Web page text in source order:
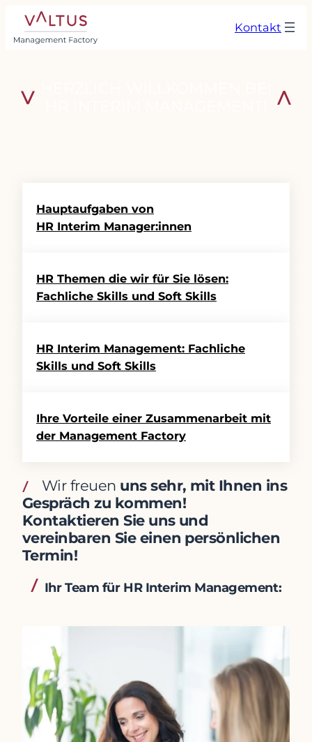
Zum
Inhalt
springen
Kontakt
Hauptaufgaben von
HR Interim Manager:innen
HR Themen die wir für Sie lösen:
Fachliche Skills und Soft Skills
HR Interim Management: Fachliche
Skills und Soft Skills
Ihre Vorteile einer Zusammenarbeit mit
der Management Factory
Wir freuen uns sehr, mit Ihnen ins
Gespräch zu kommen!
Kontaktieren Sie uns und
vereinbaren Sie einen persönlichen
Termin!
Ihr Team für HR Interim Management: